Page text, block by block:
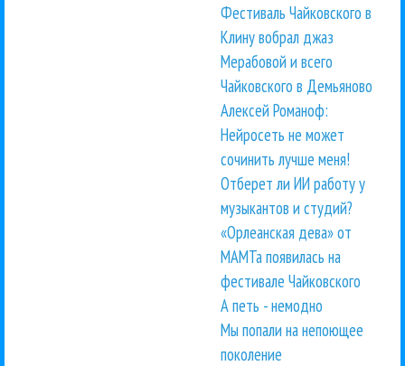
Фестиваль Чайковского в
Клину вобрал джаз
Мерабовой и всего
Чайковского в Демьяново
Алексей Романоф:
Нейросеть не может
сочинить лучше меня!
Отберет ли ИИ работу у
музыкантов и студий?
«Орлеанская дева» от
МАМТа появилась на
фестивале Чайковского
А петь - немодно
Мы попали на непоющее
поколение